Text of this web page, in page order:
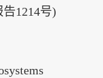
1214号)